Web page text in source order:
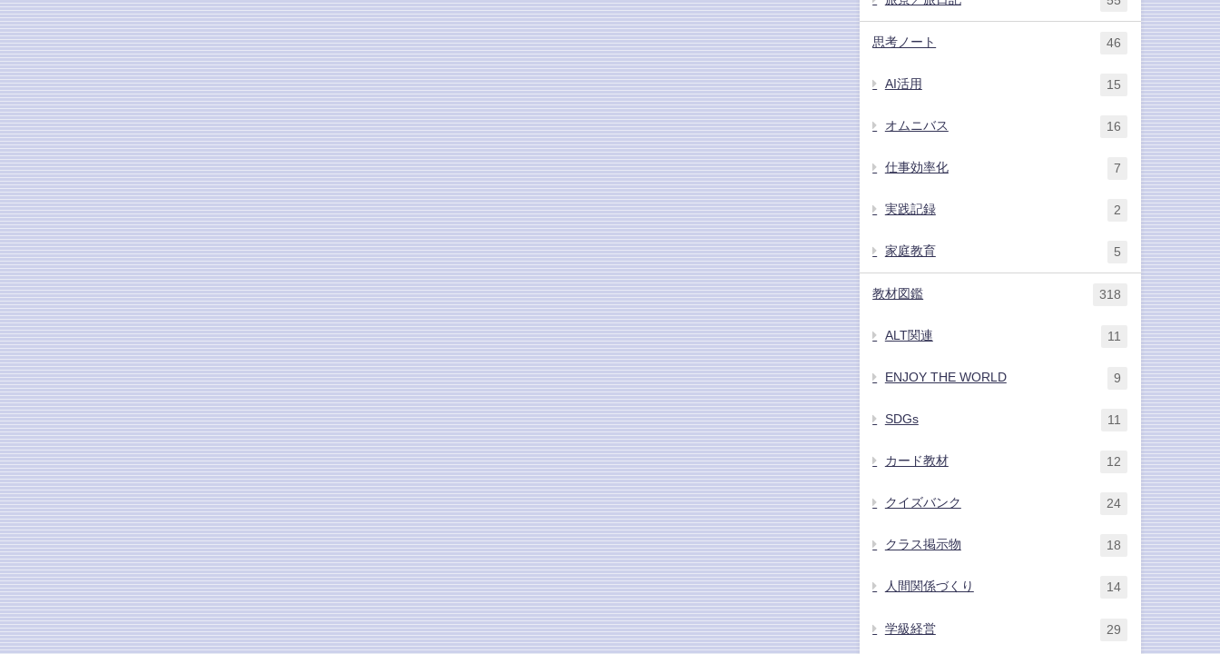
思考ノート 46
AI活用 15
オムニバス 16
仕事効率化 7
実践記録 2
家庭教育 5
教材図鑑 318
ALT関連 11
ENJOY THE WORLD 9
SDGs 11
カード教材 12
クイズバンク 24
クラス掲示物 18
人間関係づくり 14
学級経営 29